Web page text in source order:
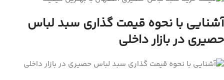
آشنایی با نحوه قیمت گذاری سبد لباس
حصیری در بازار داخلی